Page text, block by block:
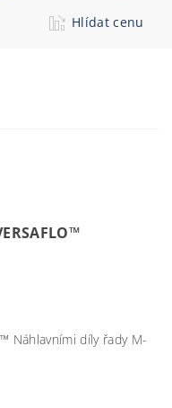
Hlídat cenu
Náhlavními díly řady M-